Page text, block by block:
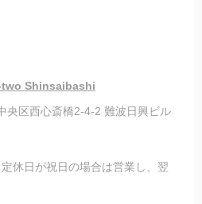
two Shinsaibashi
央区西心斎橋2-4-2 難波日興ビル
休日が祝日の場合は営業し、翌